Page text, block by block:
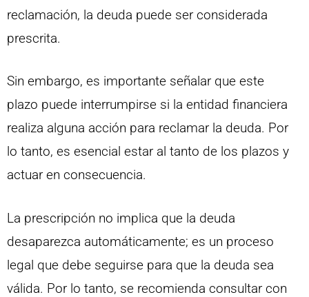
reclamación, la deuda puede ser considerada
prescrita.
Sin embargo, es importante señalar que este
plazo puede interrumpirse si la entidad financiera
realiza alguna acción para reclamar la deuda. Por
lo tanto, es esencial estar al tanto de los plazos y
actuar en consecuencia.
La prescripción no implica que la deuda
desaparezca automáticamente; es un proceso
legal que debe seguirse para que la deuda sea
válida. Por lo tanto, se recomienda consultar con